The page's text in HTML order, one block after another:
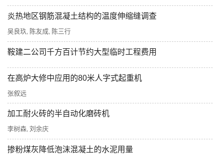
炎热地区钢筋混凝土结构的温度伸缩缝调查
吴良玖 陈友成 陈三行
鞍建二公司千方百计节约大型临时工程费用
在高炉大修中应用的80米人字式起重机
张叙远
加工耐火砖的半自动化磨砖机
李树森 刘余庆
掺粉煤灰降低泡沫混凝土的水泥用量